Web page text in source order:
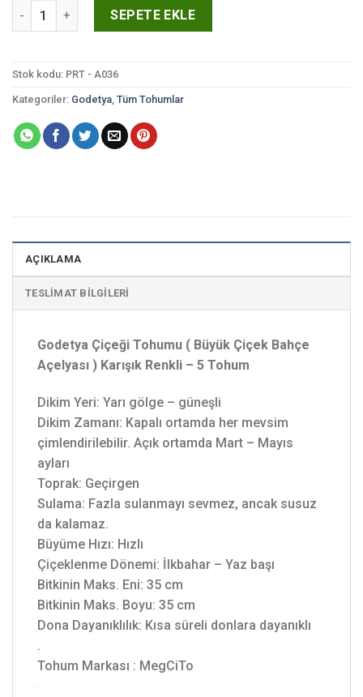
Godetya Çiçeği Tohumu ( Büyük Çiçek Bahçe Açelyası )
SEPETE EKLE
Stok kodu: PRT - A036
Kategoriler: Godetya Tüm Tohumlar
AÇIKLAMA
TESLIMAT BILGILERI
Godetya Çiçeği Tohumu ( Büyük Çiçek Bahçe
Açelyası ) Karışık Renkli – 5 Tohum
Dikim Yeri: Yarı gölge – güneşli
Dikim Zamanı: Kapalı ortamda her mevsim
çimlendirilebilir. Açık ortamda Mart – Mayıs
ayları
Toprak: Geçirgen
Sulama: Fazla sulanmayı sevmez, ancak susuz
da kalamaz.
Büyüme Hızı: Hızlı
Çiçeklenme Dönemi: İlkbahar – Yaz başı
Bitkinin Maks. Eni: 35 cm
Bitkinin Maks. Boyu: 35 cm
Dona Dayanıklılık: Kısa süreli donlara dayanıklı
.
Tohum Markası : MegCiTo